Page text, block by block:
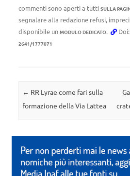
commenti sono aperti a tutti SULLA
segnalare alla redazione refusi,
disponibile un MODULO DEDICATO. Doi:
2641/1777071
Navigazione articolo
← RR Lyrae come fari sulla
formazione della Via Lattea